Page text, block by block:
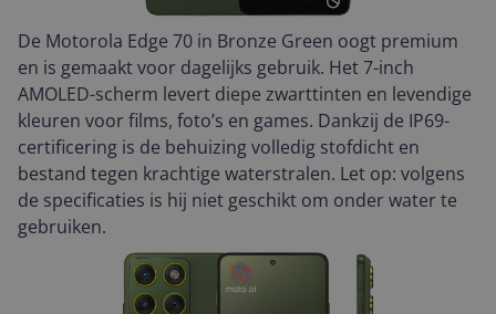
De Motorola Edge 70 in Bronze Green oogt premium
en is gemaakt voor dagelijks gebruik. Het 7-inch
AMOLED-scherm levert diepe zwarttinten en levendige
kleuren voor films, foto’s en games. Dankzij de IP69-
certificering is de behuizing volledig stofdicht en
bestand tegen krachtige waterstralen. Let op: volgens
de specificaties is hij niet geschikt om onder water te
gebruiken.